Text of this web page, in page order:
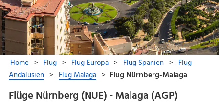
Flüge Nürnberg (NUE) - Malaga (AGP)